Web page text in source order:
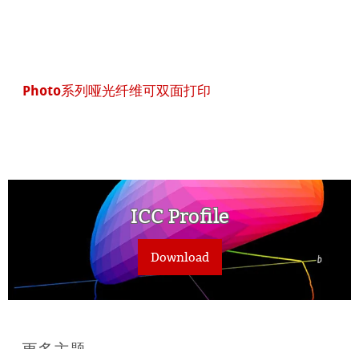
Photo系列哑光纤维可双面打印
ICC Profile
Download